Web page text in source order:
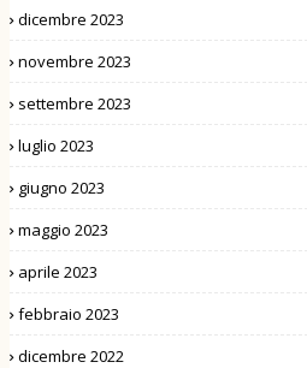
dicembre 2023
novembre 2023
settembre 2023
luglio 2023
giugno 2023
maggio 2023
aprile 2023
febbraio 2023
dicembre 2022